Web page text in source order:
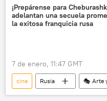
Frankenstein
Joachim
¡Prepárense para
adelantan una secuela
la exitosa franquicia rusa
7 de enero, 11:47 GMT
cine Rusia
🎭 Arte
Estilo de vida